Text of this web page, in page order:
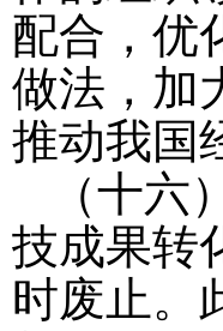
配合，优
做法，加
推动我国
（十六
技成果转
时废止。